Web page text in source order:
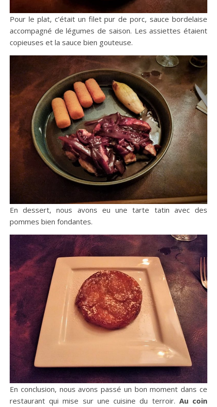
Pour le plat, c’était un filet pur de porc, sauce bordelaise
accompagné de légumes de saison. Les assiettes étaient
copieuses et la sauce bien gouteuse.
En dessert, nous avons eu une tarte tatin avec des
pommes bien fondantes.
En conclusion, nous avons passé un bon moment dans ce
restaurant qui mise sur une cuisine du terroir. Au coin